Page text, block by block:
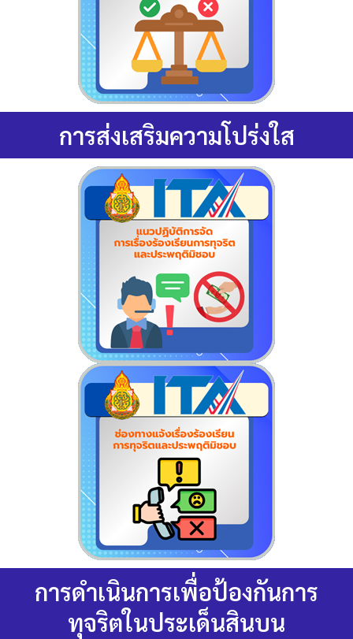
การส่งเสริมความโปร่งใส
การดำเนินการเพื่อป้องกันการ
ทุจริตในประเด็นสินบน